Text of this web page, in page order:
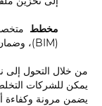
مخطط
(BIM)، وضمان اتباع المشاريع لسير العمل المنظم.
من خلال التحول إلى
يمكن للشركات
يضمن مرونة وكفاءة